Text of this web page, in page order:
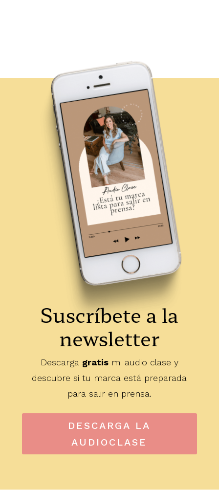
Suscríbete a la
newsletter
Descarga gratismi audio clase y
descubre si tu marca está preparada
para salir en prensa.
DESCARGA LA
AUDIOCLASE